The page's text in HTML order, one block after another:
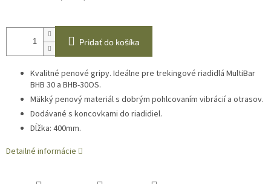
Pridať do košíka
Kvalitné penové gripy. Ideálne pre trekingové riadidlá MultiBar
BHB 30 a BHB-30OS.
Mäkký penový materiál s dobrým pohlcovaním vibrácií a otrasov.
Dodávané s koncovkami do riadidiel.
Dĺžka: 400mm.
Detailné informácie